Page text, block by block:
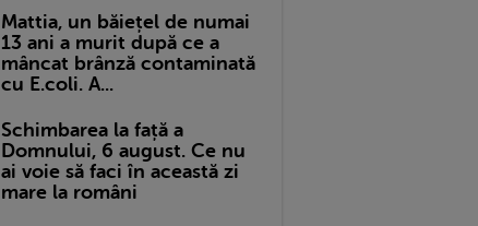
Mattia, un băiețel de numai
13 ani a murit după ce a
mâncat brânză contaminată
cu E.coli. A...
Schimbarea la față a
Domnului, 6 august. Ce nu
ai voie să faci în această zi
mare la români